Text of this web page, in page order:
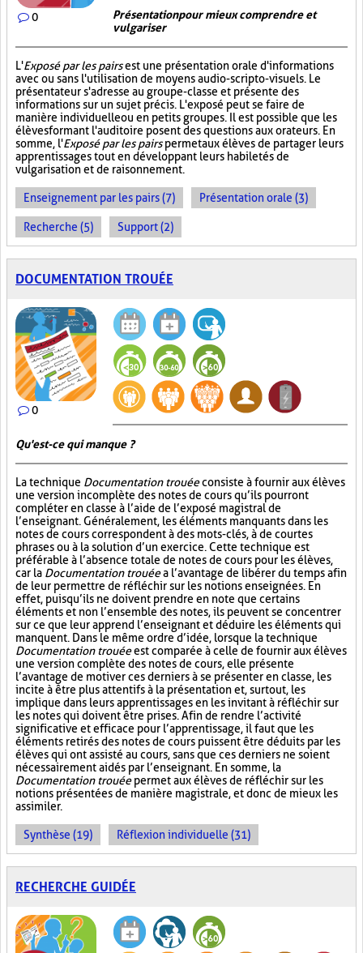
0
Présentation pour mieux comprendre et
vulgariser
L'Exposé par les pairsest une présentation orale d'informations
avec ou sans l'utilisation de moyens audio-scripto-visuels. Le
présentateur s'adresse au groupe-classe et présente des
informations sur un sujet précis. L'exposé peut se faire de
manière individuelle ou en petits groupes. Il est possible que les
élèves formant l'auditoire posent des questions aux orateurs. En
somme, l'Exposé par les pairspermet aux élèves de partager leurs
apprentissages tout en développant leurs habiletés de
vulgarisation et de raisonnement.
Enseignement par les pairs (7) Présentation orale (3)
Recherche (5) Support (2)
DOCUMENTATION TROUÉE
0
Qu'est-ce qui manque ?
La technique Documentation trouéeconsiste à fournir aux élèves
une version incomplète des notes de cours qu’ils pourront
compléter en classe à l’aide de l’exposé magistral de
l’enseignant. Généralement, les éléments manquants dans les
notes de cours correspondent à des mots-clés, à de courtes
phrases ou à la solution d’un exercice. Cette technique est
préférable à l’absence totale de notes de cours pour les élèves,
car la Documentation trouéea l’avantage de libérer du temps afin
de leur permettre de réfléchir sur les notions enseignées. En
effet, puisqu’ils ne doivent prendre en note que certains
éléments et non l’ensemble des notes, ils peuvent se concentrer
sur ce que leur apprend l’enseignant et déduire les éléments qui
manquent. Dans le même ordre d’idée, lorsque la technique
Documentation trouéeest comparée à celle de fournir aux élèves
une version complète des notes de cours, elle présente
l’avantage de motiver ces derniers à se présenter en classe, les
incite à être plus attentifs à la présentation et, surtout, les
implique dans leurs apprentissages en les invitant à réfléchir sur
les notes qui doivent être prises. Afin de rendre l’activité
significative et efficace pour l’apprentissage, il faut que les
éléments retirés des notes de cours puissent être déduits par les
élèves qui ont assisté au cours, sans que ces derniers ne soient
nécessairement aidés par l’enseignant. En somme, la
Documentation trouéepermet aux élèves de réfléchir sur les
notions présentées de manière magistrale, et donc de mieux les
assimiler.
Synthèse (19) Réflexion individuelle (31)
RECHERCHE GUIDÉE